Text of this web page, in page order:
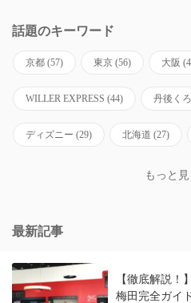
話題のキーワード
京都 (57) 東京 (56) 大阪
WILLER EXPRESS (44) 丹後く
ディズニー (29) 北海道 (27)
もっと見
最新記事
【徹底解説！
梅田完全ガイ